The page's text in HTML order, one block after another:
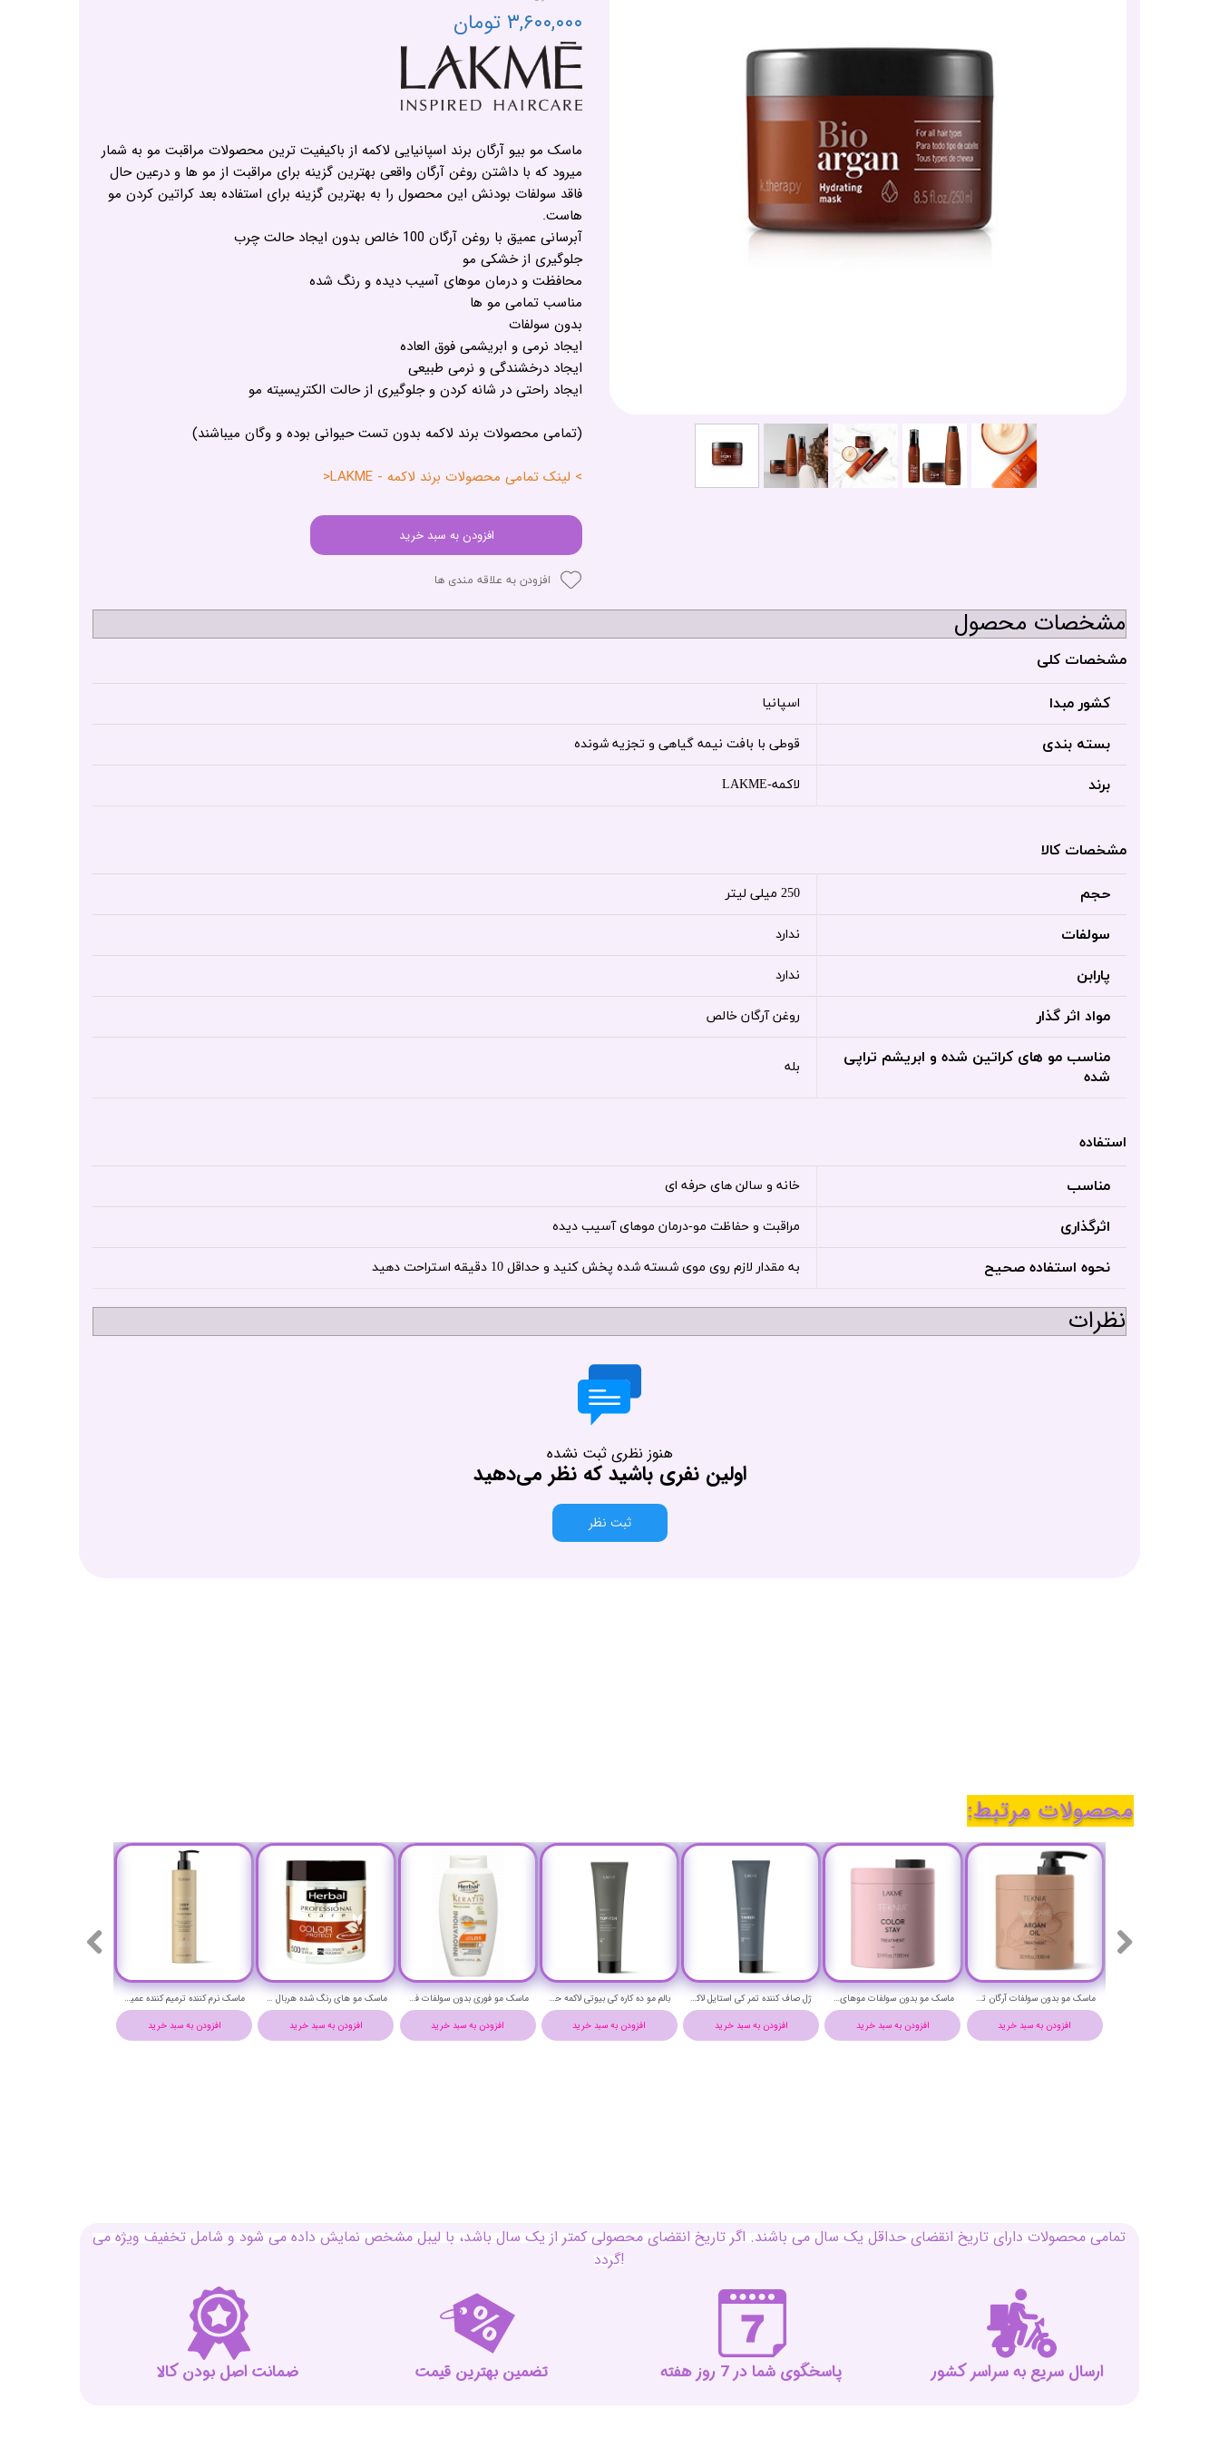
۳,۶۰۰,۰۰۰ تومان
ماسک مو بیو آرگان برند اسپانیایی لاکمه از باکیفیت ترین محصولات مراقبت مو به شمار
میرود که با داشتن روغن آرگان واقعی بهترین گزینه برای مراقبت از مو ها و درعین حال
فاقد سولفات بودنش این محصول را به بهترین گزینه برای استفاده بعد کراتین کردن مو
هاست.
آبرسانی عمیق با روغن آرگان 100 خالص بدون ایجاد حالت چرب
جلوگیری از خشکی مو
محافظت و درمان موهای آسیب دیده و رنگ شده
مناسب تمامی مو ها
بدون سولفات
ایجاد نرمی و ابریشمی فوق العاده
ایجاد درخشندگی و نرمی طبیعی
ایجاد راحتی در شانه کردن و جلوگیری از حالت الکتریسیته مو
(تمامی محصولات برند لاکمه بدون تست حیوانی بوده و وگان میباشند)
> لینک تمامی محصولات برند لاکمه - LAKME<
افزودن به سبد خرید
افزودن به علاقه مندی ها
مشخصات محصول
مشخصات کلی
کشور مبدا اسپانیا
بسته بندی قوطی با بافت نیمه گیاهی و تجزیه شونده
برند لاکمه-LAKME
مشخصات کالا
حجم 250 میلی لیتر
سولفات ندارد
پارابن ندارد
مواد اثر گذار روغن آرگان خالص
مناسب مو های کراتین شده و ابریشم تراپی
شده
بله
استفاده
مناسب خانه و سالن های حرفه ای
اثرگذاری مراقبت و حفاظت مو-درمان موهای آسیب دیده
نحوه استفاده صحیح به مقدار لازم روی موی شسته شده پخش کنید و حداقل 10 دقیقه استراحت دهید
نظرات
هنوز نظری ثبت نشده
اولین نفری باشید که نظر می‌دهید
ثبت نظر
ماسک نرم کننده ترمیم کننده عمیق دیپ کر لاکمه حجم 300 میلی لیتر - LAKME TEKNIA deep care conditioner
افزودن به سبد خرید
ماسک مو های رنگ شده هربال حجم 500 میلی لیتر - Herbal color protect Hair Mask 500 ml
افزودن به سبد خرید
ماسک مو فوری بدون سولفات فیتوکراتین ضد موخوره و صاف کننده هربال حجم 400 میلی لیتر - Herbal PHYTO KERATIN 7 IN 1 EXPRESS MASK 400 ml
افزودن به سبد خرید
بالم مو ده کاره کی بیوتی لاکمه حجم 150 میلی لیتر - Lakme K.BEAUTY TOP-TEN balm 150 ml
افزودن به سبد خرید
ژل صاف کننده تمر کی استایل لاکمه حجم 150 میلی لیتر - Lakme K.STYLING TAMER STRAIGHTENER GEL 150 ml
افزودن به سبد خرید
ماسک مو بدون سولفات موهای رنگ شده (کالر استی) لاکمه حجم 1000 میلی لیتر - LAKME TEKNIA COLOR STAY HAIR MASK
افزودن به سبد خرید
ماسک مو بدون سولفات آرگان تکنیا لاکمه حجم 1000 - LAKME TEKNIA ARGAN OIL TREATMENT HAIR MASK
افزودن به سبد خرید
محصولات مرتبط:
تمامی محصولات دارای تاریخ انقضای حداقل یک سال می باشند. اگر تاریخ انقضای محصولی کمتر از یک سال باشد، با لیبل مشخص نمایش داده می شود و شامل تخفیف ویژه می
گردد!
ضمانت اصل بودن کالا تضمین بهترین قیمت پاسخگوی شما در 7 روز هفته ارسال سریع به سراسر کشور